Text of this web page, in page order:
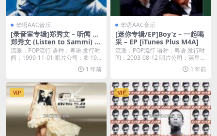
华语AAC音乐
[录音室专辑]郑秀文 – 听闻 …
郑秀文 (Listen to Sammi) [i
Tunes Plus M4A]
流派：POP流行 语种：粤语 发行时
间：1999-11-01 唱片公司：℗ 19...
1 年前
华语AAC音乐
[迷你专辑/EP]Boy’z – 一起喝
采 – EP [iTunes Plus M4A]
流派：POP流行 语种：粤语 发行时
间：2003-08-12 唱片公司：英皇唱
1 年前
VIP VIP